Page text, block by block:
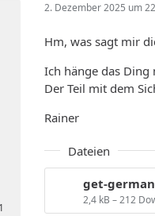
2. Dezember 2025 um
Hm, was sagt mir
Ich hänge das Ding
Der Teil mit dem
Rainer
Dateien
get-
2,4 kB – 212